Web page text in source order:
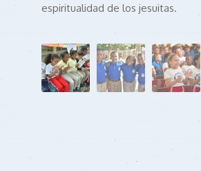
espiritualidad de los jesuitas.